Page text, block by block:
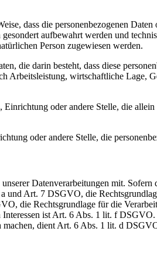
dass die personenbezogenen
aufbewahrt werden und
Person zugewiesen werden.
die darin besteht, dass diese
Arbeitsleistung, wirtschaftliche Lage,
oder andere Stelle, die
oder andere Stelle, die
Datenverarbeitungen mit.
Art. 7 DSGVO, die
die Rechtsgrundlage für die
ist Art. 6 Abs. 1 lit. f
dient Art. 6 Abs. 1 lit. d